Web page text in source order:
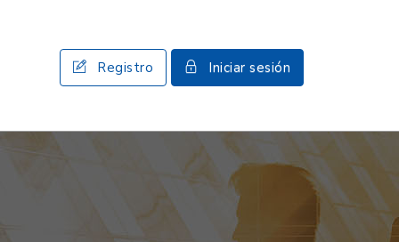
Registro Iniciar sesión